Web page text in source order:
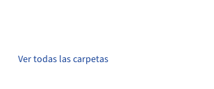
Ver todas las carpetas